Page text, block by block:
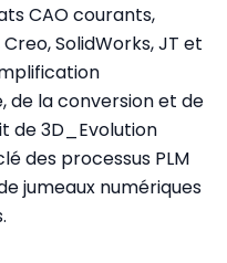
CAO courants,
SolidWorks, JT et
de la conversion et de
de 3D_Evolution
des processus PLM
jumeaux numériques